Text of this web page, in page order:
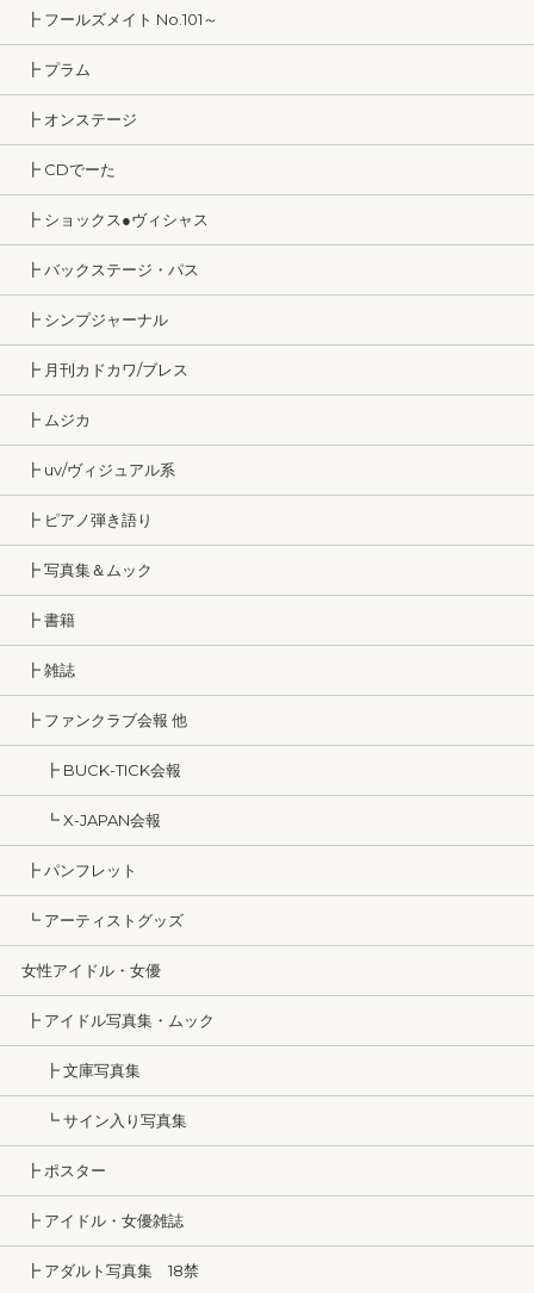
┣ フールズメイト No.101～
┣ プラム
┣ オンステージ
┣ CDでーた
┣ ショックス●ヴィシャス
┣ バックステージ・パス
┣ シンプジャーナル
┣ 月刊カドカワ/ブレス
┣ ムジカ
┣ uv/ヴィジュアル系
┣ ピアノ弾き語り
┣ 写真集＆ムック
┣ 書籍
┣ 雑誌
┣ ファンクラブ会報 他
┣ BUCK-TICK会報
┗ X-JAPAN会報
┣ パンフレット
┗ アーティストグッズ
女性アイドル・女優
┣ アイドル写真集・ムック
┣ 文庫写真集
┗ サイン入り写真集
┣ ポスター
┣ アイドル・女優雑誌
┣ アダルト写真集 18禁